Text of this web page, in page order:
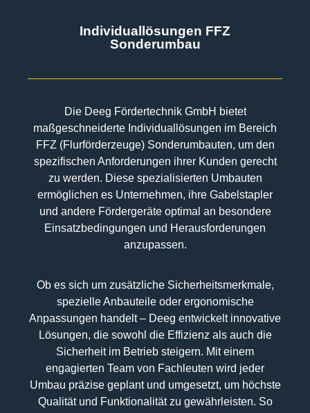
Individuallösungen FFZ
Sonderumbau
Die Deeg Fördertechnik GmbH bietet
maßgeschneiderte Individuallösungen im Bereich
FFZ (Flurförderzeuge) Sonderumbauten, um den
spezifischen Anforderungen ihrer Kunden gerecht
zu werden. Diese spezialisierten Umbauten
ermöglichen es Unternehmen, ihre Gabelstapler
und andere Fördergeräte optimal an besondere
Einsatzbedingungen und Herausforderungen
anzupassen.
Ob es sich um zusätzliche Sicherheitsmerkmale,
spezielle Anbauteile oder ergonomische
Anpassungen handelt – Deeg entwickelt innovative
Lösungen, die sowohl die Effizienz als auch die
Sicherheit im Betrieb steigern. Mit einem
engagierten Team von Fachleuten wird jeder
Umbau präzise geplant und umgesetzt, um höchste
Qualität und Funktionalität zu gewährleisten. So